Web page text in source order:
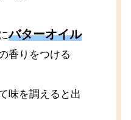
バターオイル
香りをつける
を調えると出